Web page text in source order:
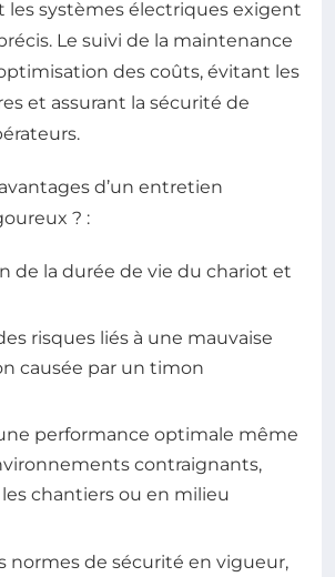
les systèmes électriques exigent
Le suivi de la maintenance
des coûts, évitant les
et assurant la sécurité de
d’un entretien
? :
de la durée de vie du chariot et
risques liés à une mauvaise
causée par un timon
performance optimale même
contraignants,
chantiers ou en milieu
normes de sécurité en vigueur,